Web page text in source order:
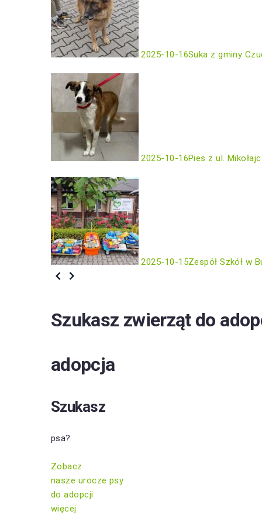
2025-10-16Suka z gminy
2025-10-16Pies z ul.
2025-10-15Zespół Szkół w
Szukasz zwierząt do
adopcja
Szukasz
psa?
Zobacz
nasze urocze psy
do adopcji
więcej